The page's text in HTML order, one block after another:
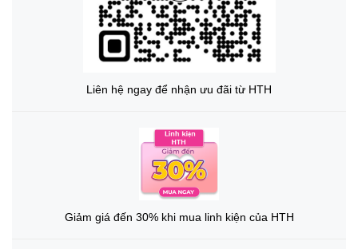
Liên hệ ngay để nhận ưu đãi từ HTH
Giảm giá đến 30% khi mua linh kiện của HTH